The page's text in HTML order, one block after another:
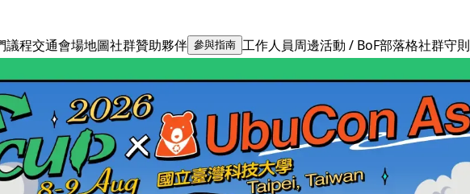
議程交通會場地圖社群贊助夥伴 參與指南 工作人員周邊活動 / BoF部落格社群守則